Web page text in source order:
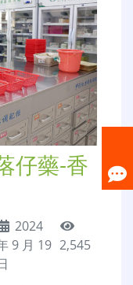
仔藥-香
2024
9 月 19 2,545